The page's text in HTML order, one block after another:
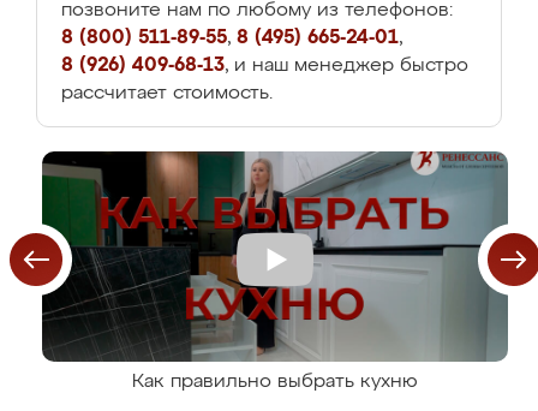
позвоните нам по любому из телефонов:
8 (800) 511-89-55, 8 (495) 665-24-01,
8 (926) 409-68-13, и наш менеджер быстро
рассчитает стоимость.
Как правильно выбрать кухню